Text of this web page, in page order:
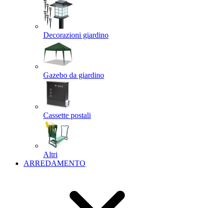
Decorazioni giardino
Gazebo da giardino
Cassette postali
Altri
ARREDAMENTO